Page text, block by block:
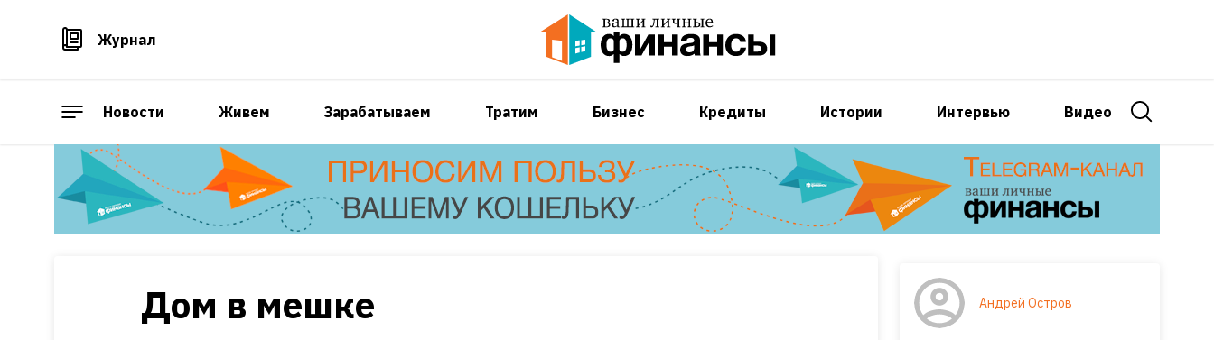
Журнал
Новости Живем Зарабатываем Тратим Бизнес Кредиты Истории Интервью Видео
Дом в мешке Андрей Остров